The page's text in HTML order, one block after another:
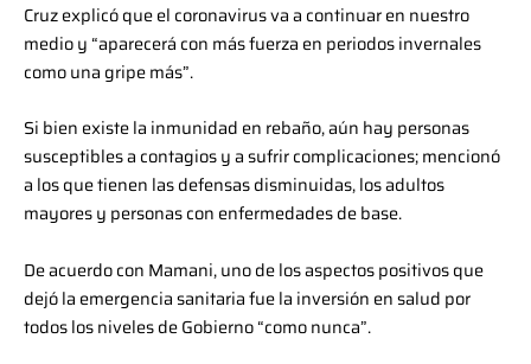
Cruz explicó que el coronavirus va a continuar en nuestro
medio y “aparecerá con más fuerza en periodos invernales
como una gripe más”.
Si bien existe la inmunidad en rebaño, aún hay personas
susceptibles a contagios y a sufrir complicaciones; mencionó
a los que tienen las defensas disminuidas, los adultos
mayores y personas con enfermedades de base.
De acuerdo con Mamani, uno de los aspectos positivos que
dejó la emergencia sanitaria fue la inversión en salud por
todos los niveles de Gobierno “como nunca”.